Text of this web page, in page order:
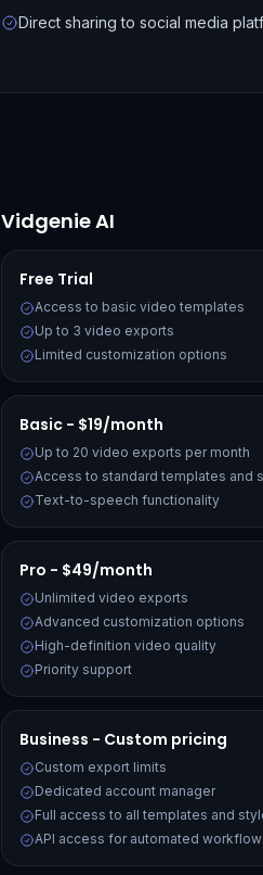
Direct sharing to social media
Vidgenie AI
Free Trial
Access to basic video templates
Up to 3 video exports
Limited customization options
Basic - $19/month
Up to 20 video exports per month
Access to standard templates and
Text-to-speech functionality
Pro - $49/month
Unlimited video exports
Advanced customization options
High-definition video quality
Priority support
Business - Custom pricing
Custom export limits
Dedicated account manager
Full access to all templates and
API access for automated